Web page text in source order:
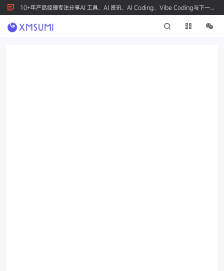
10+年产品经理专注分享AI 工具、AI 资讯、AI Coding、Vibe Coding与下一代
产品创新，按 Ctrl+D 收藏我们